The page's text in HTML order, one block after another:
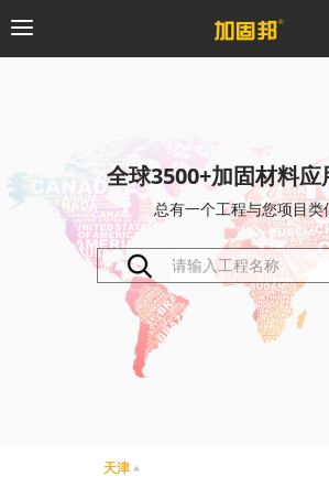
粘钢加固系统
预应力系统
桥梁支座系统
全球3500+加固材料应
总有一个工程与您项目类
天津